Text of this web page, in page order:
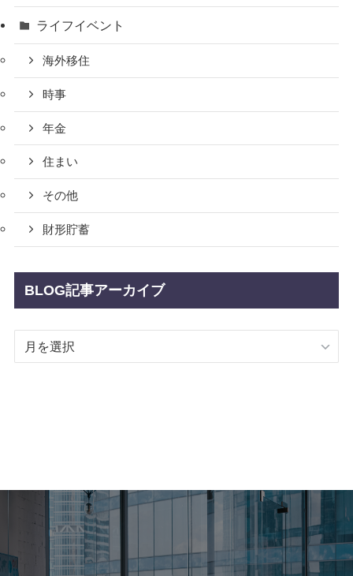
ライフイベント
海外移住
時事
年金
住まい
その他
財形貯蓄
BLOG記事アーカイブ
BLOG